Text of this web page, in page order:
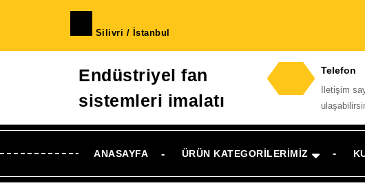
Silivri / İstanbul
Endüstriyel fan
sistemleri imalatı
Telefon
İletişim
ANASAYFA ÜRÜN KATEGORILERIMIZ